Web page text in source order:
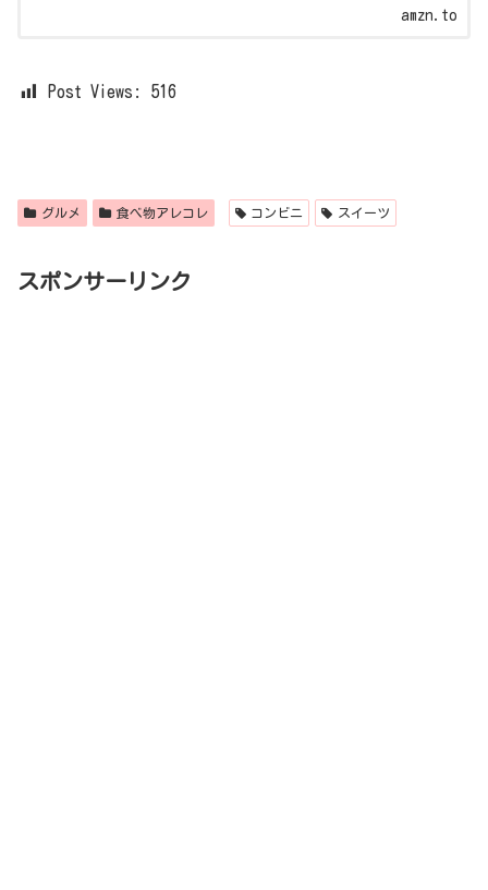
amzn.to
Post Views: 516
グルメ 食べ物アレコレ コンビニ スイーツ
スポンサーリンク